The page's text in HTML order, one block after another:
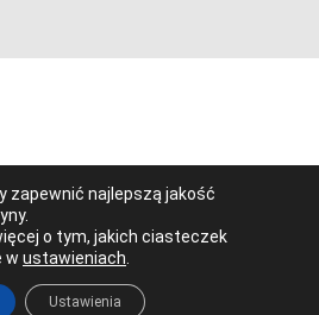
zapewnić najlepszą jakość
o tym, jakich ciasteczek
w ustawieniach
Ustawienia